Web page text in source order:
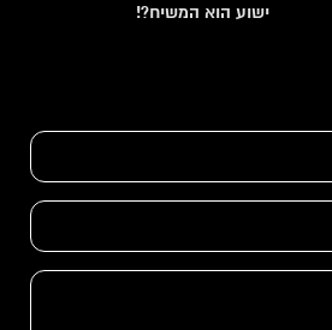
ישוע הוא המשיח?!